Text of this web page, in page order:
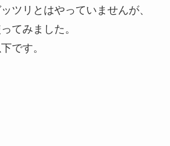
ツリとはやっていませんが、
てみました。
です。